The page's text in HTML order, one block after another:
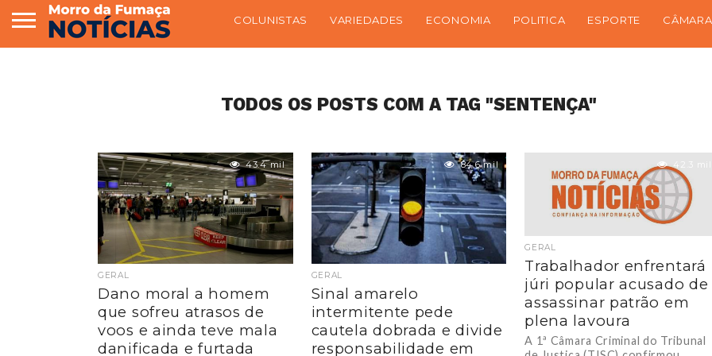
COLUNISTAS VARIEDADES ECONOMIA POLITICA ESPORTE
TODOS OS POSTS COM A TAG "SENTENÇA"
43.4 mil
GERAL
Dano moral a homem
que sofreu atrasos de
voos e ainda teve mala
danificada e furtada
84.6 mil
GERAL
Sinal amarelo
intermitente pede
cautela dobrada e divide
responsabilidade em
42.3 mil
GERAL
Trabalhador enfrentará
júri popular acusado de
assassinar patrão em
plena lavoura
A 1ª Câmara Criminal do Tribunal